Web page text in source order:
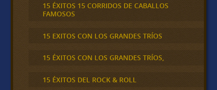
15 ÉXITOS 15 CORRIDOS DE CABALLOS
FAMOSOS
15 EXITOS CON LOS GRANDES TRÍOS
15 ÉXITOS CON LOS GRANDES TRÍOS,
15 ÉXITOS DEL ROCK & ROLL